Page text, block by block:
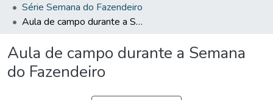
Série Semana do Fazendeiro
Aula de campo durante a Semana do Fazendeiro
Aula de campo durante a Semana
do Fazendeiro